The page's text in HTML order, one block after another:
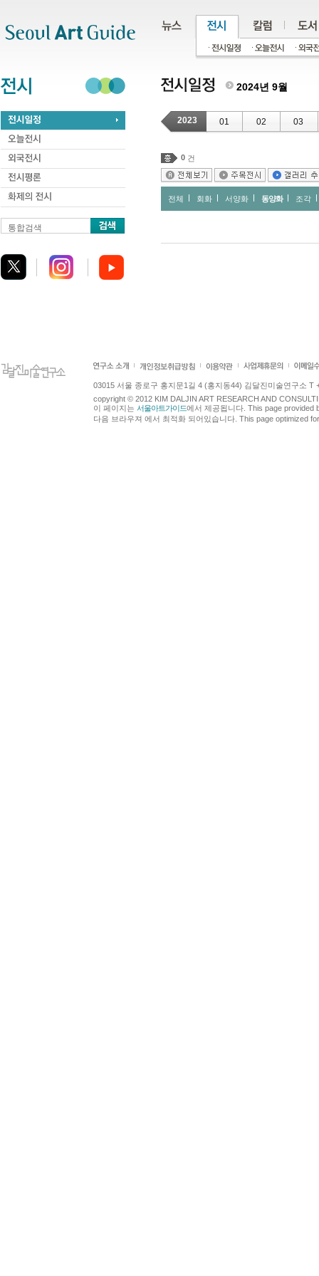
통합검색
2024년 9월
2023 01 02 03
0 건
전체 회화 서양화 동양화 조각
03015 서울 종로구 홍지문1길 4 (홍지동44) 김달진미술연구소 T
copyright © 2012 KIM DALJIN ART RESEARCH AND
이 페이지는 서울아트가이드에서 제공됩니다. This page provided
다음 브라우져 에서 최적화 되어있습니다. This page optimized